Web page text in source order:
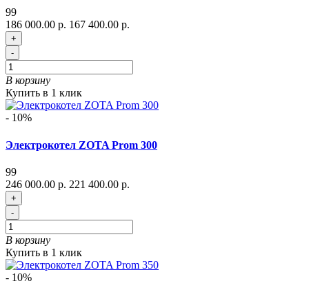
99
186 000.00 р. 167 400.00 р.
+
-
В корзину
Купить в 1 клик
- 10%
Электрокотел ZOTA Prom 300
99
246 000.00 р. 221 400.00 р.
+
-
В корзину
Купить в 1 клик
- 10%